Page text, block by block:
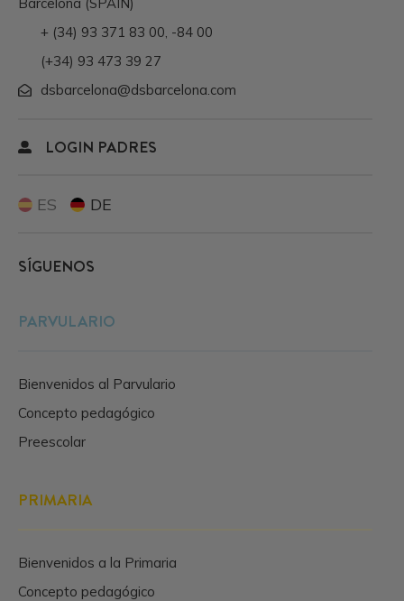
+ (34) 93 371 83 00 -84 00
(+34) 93 473 39 27
dsbarcelona@dsbarcelona.com
LOGIN PADRES
ES DE
SÍGUENOS
PARVULARIO
Bienvenidos al Parvulario
Concepto pedagógico
Preescolar
PRIMARIA
Bienvenidos a la Primaria
Concepto pedagógico